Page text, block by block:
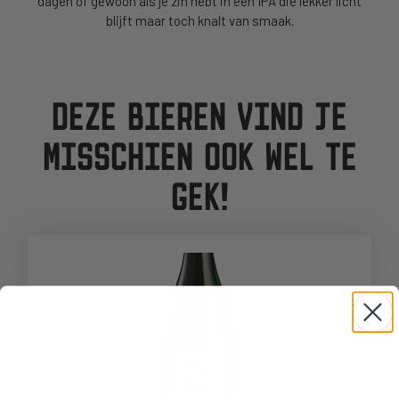
blijft maar toch knalt van smaak.
DEZE BIEREN VIND JE
MISSCHIEN OOK WEL TE
GEK!